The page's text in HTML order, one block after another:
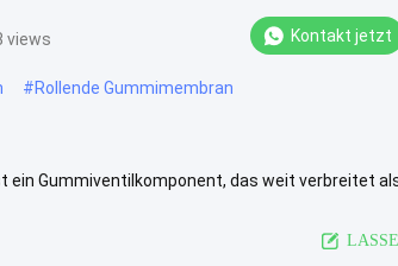
views Kontakt jetzt
#Rollende Gummimembran
ein Gummiventilkomponent, das weit verbreitet